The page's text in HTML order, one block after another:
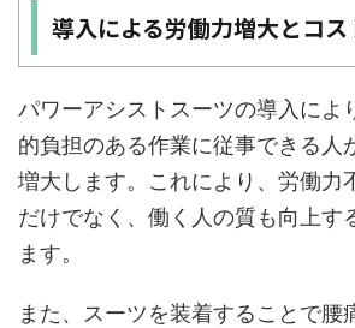
導入による労働力増大とコ
パワーアシストスーツの導入によ
的負担のある作業に従事できる人
増大します。これにより、労働力
だけでなく、働く人の質も向上す
ます。
また、スーツを装着することで腰